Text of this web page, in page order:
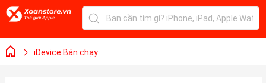
iDevice Bán chạy